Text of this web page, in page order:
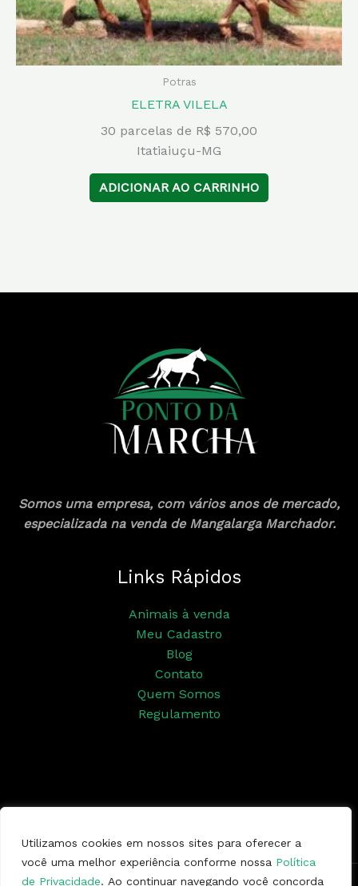
Utilizamos cookies em nossos sites para oferecer a
você uma melhor experiência conforme nossa Política
de Privacidade. Ao continuar navegando você concorda
Potras
ELETRA VILELA
30 parcelas de R$ 570,00
Itatiaiuçu-MG
ADICIONAR AO CARRINHO
Somos uma empresa, com vários anos de mercado,
especializada na venda de Mangalarga Marchador.
Links Rápidos
Animais à venda
Meu Cadastro
Blog
Contato
Quem Somos
Regulamento